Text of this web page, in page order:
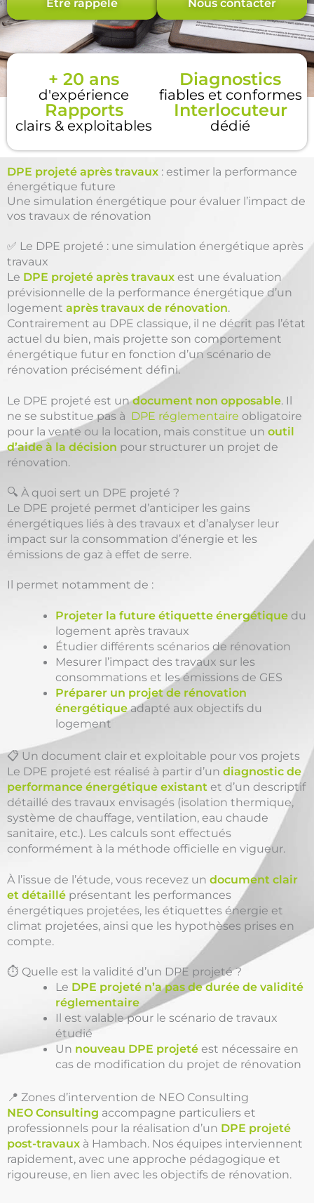
Être rappelé Nous contacter
+ 20 ans
d'expérience
Diagnostics
fiables et conformes
Rapports
clairs & exploitables
Interlocuteur
dédié
DPE projeté après travaux : estimer la performance
énergétique future
Une simulation énergétique pour évaluer l’impact de
vos travaux de rénovation
✅ Le DPE projeté : une simulation énergétique après
travaux
Le DPE projeté après travaux est une évaluation
prévisionnelle de la performance énergétique d’un
logement après travaux de rénovation.
Contrairement au DPE classique, il ne décrit pas l’état
actuel du bien, mais projette son comportement
énergétique futur en fonction d’un scénario de
rénovation précisément défini.
Le DPE projeté est undocument non opposable. Il
ne se substitue pas à DPE réglementaire obligatoire
pour la vente ou la location, mais constitue un outil
d’aide à la décision pour structurer un projet de
rénovation.
🔍 À quoi sert un DPE projeté ?
Le DPE projeté permet d’anticiper les gains
énergétiques liés à des travaux et d’analyser leur
impact sur la consommation d’énergie et les
émissions de gaz à effet de serre.
Il permet notamment de :
Projeter la future étiquette énergétique du
logement après travaux
Étudier différents scénarios de rénovation
Mesurer l’impact des travaux sur les
consommations et les émissions de GES
Préparer un projet de rénovation
énergétiqueadapté aux objectifs du
logement
📋 Un document clair et exploitable pour vos projets
Le DPE projeté est réalisé à partir d’un diagnostic de
performance énergétique existant et d’un descriptif
détaillé des travaux envisagés (isolation thermique,
système de chauffage, ventilation, eau chaude
sanitaire, etc.). Les calculs sont effectués
conformément à la méthode officielle en vigueur.
À l’issue de l’étude, vous recevez un document clair
et détaillé présentant les performances
énergétiques projetées, les étiquettes énergie et
climat projetées, ainsi que les hypothèses prises en
compte.
⏱️ Quelle est la validité d’un DPE projeté ?
Le DPE projeté n’a pas de durée de validité
réglementaire
Il est valable pour le scénario de travaux
étudié
Un nouveau DPE projeté est nécessaire en
cas de modification du projet de rénovation
📍 Zones d’intervention de NEO Consulting
NEO Consulting accompagne particuliers et
professionnels pour la réalisation d’un DPE projeté
post-travaux à Hambach. Nos équipes interviennent
rapidement, avec une approche pédagogique et
rigoureuse, en lien avec les objectifs de rénovation.